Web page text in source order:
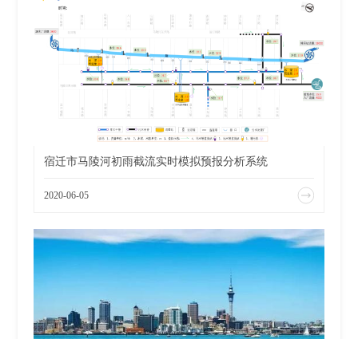
宿迁市马陵河初雨截流实时模拟预报分析系统
2020-06-05